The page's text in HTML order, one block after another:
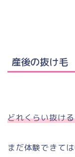
産後の抜け毛
どれくらい抜け
まだ体験できて